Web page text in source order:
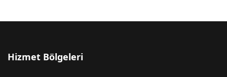
Hizmet Bölgeleri